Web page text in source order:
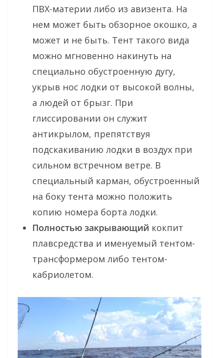
ПВХ-материи либо из авизента. На
нем может быть обзорное окошко, а
может и не быть. Тент такого вида
можно мгновенно накинуть на
специально обустроенную дугу,
укрыв нос лодки от высокой волны,
а людей от брызг. При
глиссировании он служит
антикрылом, препятствуя
подскакиванию лодки в воздух при
сильном встречном ветре. В
специальный карман, обустроенный
на боку тента можно положить
копию номера борта лодки.
Полностью закрывающий кокпит
плавсредства и именуемый тентом-
трансформером либо тентом-
кабриолетом.